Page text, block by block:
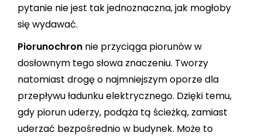
pytanie nie jest tak jednoznaczna, jak mogłoby
się wydawać.
Piorunochron nie przyciąga piorunów w
dosłownym tego słowa znaczeniu. Tworzy
natomiast drogę o najmniejszym oporze dla
przepływu ładunku elektrycznego. Dzięki temu,
gdy piorun uderzy, podąża tą ścieżką, zamiast
uderzać bezpośrednio w budynek. Może to